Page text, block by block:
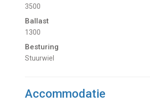
3500
Ballast
1300
Besturing
Stuurwiel
Accommodatie